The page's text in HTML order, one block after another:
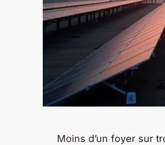
Moins d’un foyer sur